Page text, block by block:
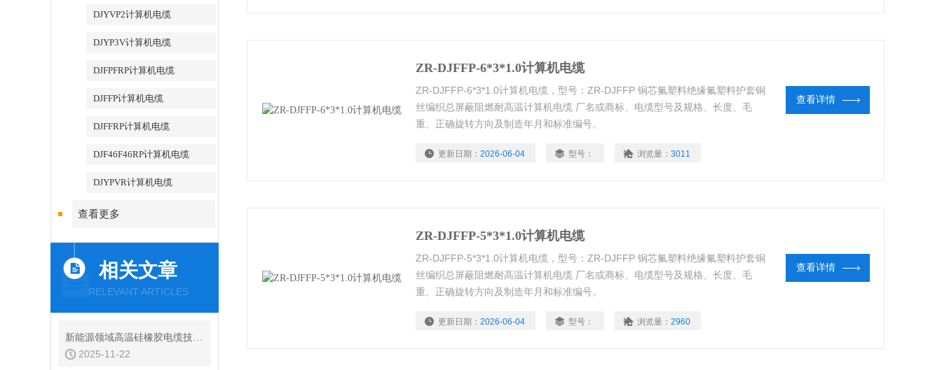
DJYVP2计算机电缆
DJYP3V计算机电缆
DJFPFRP计算机电缆
DJFFP计算机电缆
DJFFRP计算机电缆
DJF46F46RP计算机电缆
DJYPVR计算机电缆
查看更多
相关文章
RELEVANT ARTICLES
新能源领域高温硅橡胶电缆技术应用
2025-11-22
ZR-DJFFP-6*3*1.0计算机电缆
ZR-DJFFP-6*3*1.0计算机电缆，型号：ZR-DJFFP 铜芯氟塑料绝缘氟塑料护套铜
丝编织总屏蔽阻燃耐高温计算机电缆 厂名或商标、电缆型号及规格、长度、毛
重、正确旋转方向及制造年月和标准编号。
更新日期： 2026-06-04 型号： 浏览量： 3011
查看详情
ZR-DJFFP-5*3*1.0计算机电缆
ZR-DJFFP-5*3*1.0计算机电缆，型号：ZR-DJFFP 铜芯氟塑料绝缘氟塑料护套铜
丝编织总屏蔽阻燃耐高温计算机电缆 厂名或商标、电缆型号及规格、长度、毛
重、正确旋转方向及制造年月和标准编号。
更新日期： 2026-06-04 型号： 浏览量： 2960
查看详情